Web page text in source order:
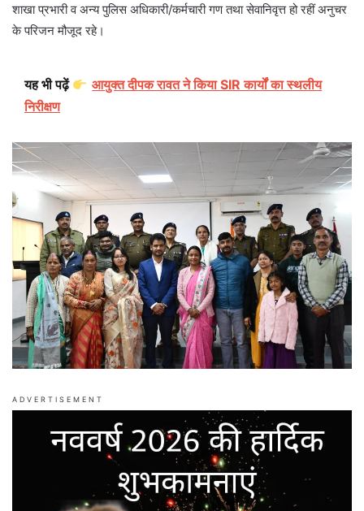
शाखा प्रभारी व अन्य पुलिस अधिकारी/कर्मचारी गण तथा सेवानिवृत्त हो रहीं अनुचर
के परिजन मौजूद रहे।
यह भी पढ़ें
आयुक्त दीपक रावत ने किया SIR कार्यों का स्थलीय
निरीक्षण
ADVERTISEMENT